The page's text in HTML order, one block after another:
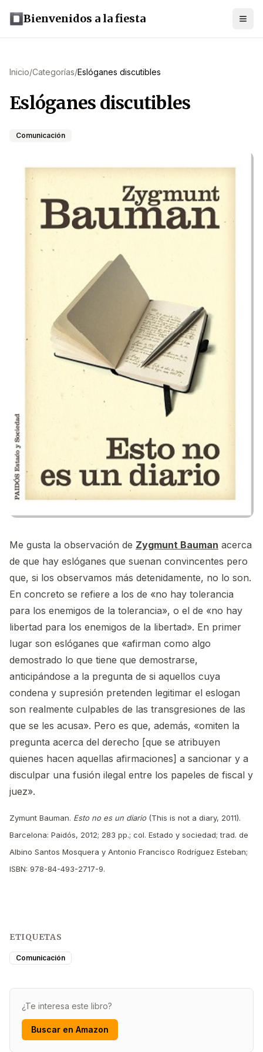
Bienvenidos a la fiesta
Inicio/Categorías/Eslóganes discutibles
Eslóganes discutibles
Comunicación
Me gusta la observación de Zygmunt Bauman acerca
de que hay eslóganes que suenan convincentes pero
que, si los observamos más detenidamente, no lo son.
En concreto se refiere a los de «no hay tolerancia
para los enemigos de la tolerancia», o el de «no hay
libertad para los enemigos de la libertad». En primer
lugar son eslóganes que «afirman como algo
demostrado lo que tiene que demostrarse,
anticipándose a la pregunta de si aquellos cuya
condena y supresión pretenden legitimar el eslogan
son realmente culpables de las transgresiones de las
que se les acusa». Pero es que, además, «omiten la
pregunta acerca del derecho [que se atribuyen
quienes hacen aquellas afirmaciones] a sancionar y a
disculpar una fusión ilegal entre los papeles de fiscal y
juez».
Zymunt Bauman. Esto no es un diario(This is not a diary, 2011).
Barcelona: Paidós, 2012; 283 pp.; col. Estado y sociedad; trad. de
Albino Santos Mosquera y Antonio Francisco Rodríguez Esteban;
ISBN: 978-84-493-2717-9.
ETIQUETAS
Comunicación
¿Te interesa este libro?
Buscar en Amazon